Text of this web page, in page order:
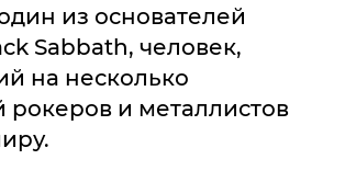
из основателей
Sabbath, человек,
на несколько
рокеров и металлистов